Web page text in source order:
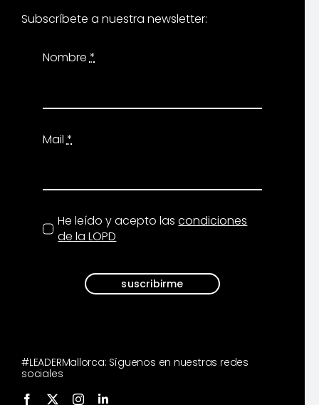
Subscríbete a nuestra newsletter:
Nombre*
Mail*
He leído y acepto lascondiciones
de la LOPD
suscribirme
#LEADERMallorca: Síguenos en nuestras redes
sociales